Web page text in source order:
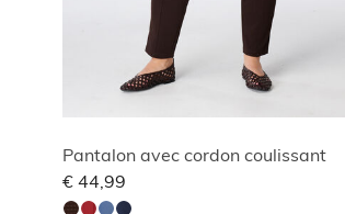
Pantalon avec cordon coulissant
€ 44,99